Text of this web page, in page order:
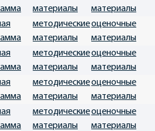
материалы
материалы
методические
материалы
оценочные
материалы
методические
материалы
оценочные
материалы
методические
материалы
оценочные
материалы
методические
материалы
оценочные
материалы